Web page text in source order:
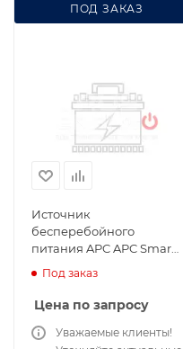
ПОД ЗАКАЗ
Источник
бесперебойного
питания APC APC Smart-
SURT6000RMXLT3U для
сервера и сетей
Под заказ
Цена по запросу
Уважаемые клиенты!